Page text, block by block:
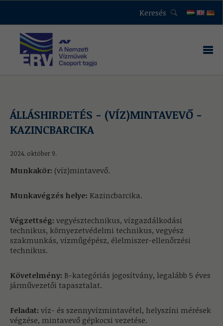
Keresés
ÁLLÁSHIRDETÉS - (VÍZ)MINTAVEVŐ -
KAZINCBARCIKA
2024. október 9.
Munkakör: (víz)mintavevő.
Munkavégzés helye: Kazincbarcika.
Végzettség: vegyésztechnikus, vízgazdálkodási
technikus, környezetvédelmi technikus, vegyész
szakmunkás, vízműgépész, élelmiszer-ellenőrzési
technikus.
Követelmény: B-kategóriás jogosítvány, legalább 5 éves
járművezetői tapasztalat.
Feladat: víz- és szennyvízmintavétel, helyszíni mérések
végzése, mintavevő gépkocsi vezetése.